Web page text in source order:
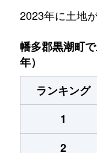
2023年に土地
幡多郡黒潮町
年）
ランキング
1
2